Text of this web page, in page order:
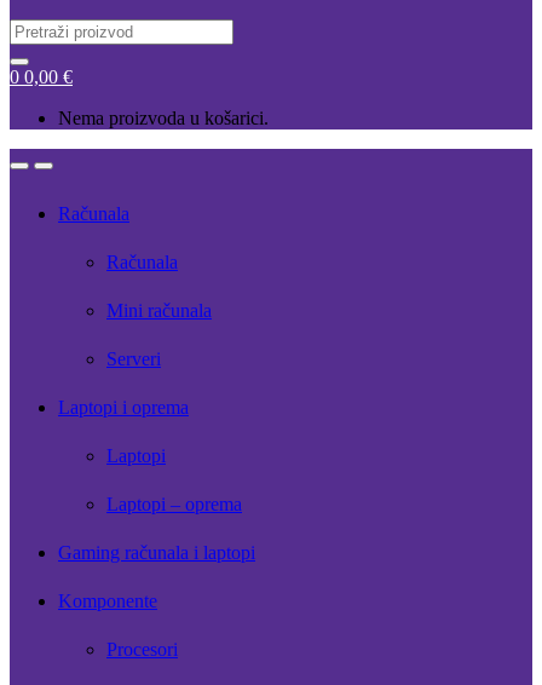
Search
for:
0 0,00 €
Nema proizvoda u košarici.
OpenClose
Računala
Računala
Mini računala
Serveri
Laptopi i oprema
Laptopi
Laptopi – oprema
Gaming računala i laptopi
Komponente
Procesori